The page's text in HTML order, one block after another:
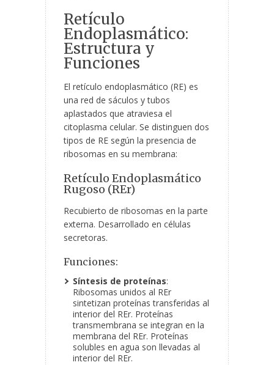
Retículo
Endoplasmático:
Estructura y
Funciones
El retículo endoplasmático (RE) es
una red de sáculos y tubos
aplastados que atraviesa el
citoplasma celular. Se distinguen dos
tipos de RE según la presencia de
ribosomas en su membrana:
Retículo Endoplasmático
Rugoso (REr)
Recubierto de ribosomas en la parte
externa. Desarrollado en células
secretoras.
Funciones:
Síntesis de proteínas:
Ribosomas unidos al REr
sintetizan proteínas transferidas al
interior del REr. Proteínas
transmembrana se integran en la
membrana del REr. Proteínas
solubles en agua son llevadas al
interior del REr.